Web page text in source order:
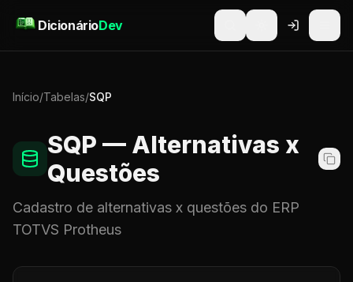
DicionárioDev
Início/Tabelas/SQP
SQP — Alternativas x
Questões
Cadastro de alternativas x questões do ERP
TOTVS Protheus